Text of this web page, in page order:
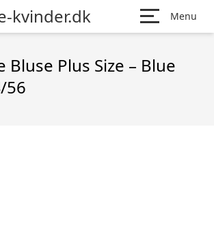
kvinder.dk Menu
Bluse Plus Size – Blue
56